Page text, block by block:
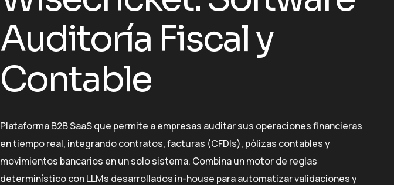
Auditoría Fiscal y
Contable
Plataforma B2B SaaS que permite a empresas auditar sus operaciones financieras
en tiempo real, integrando contratos, facturas (CFDIs), pólizas contables y
movimientos bancarios en un solo sistema. Combina un motor de reglas
determinístico con LLMs desarrollados in-house para automatizar validaciones y